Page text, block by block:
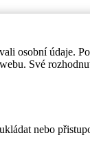
osobní údaje.
Své
nebo